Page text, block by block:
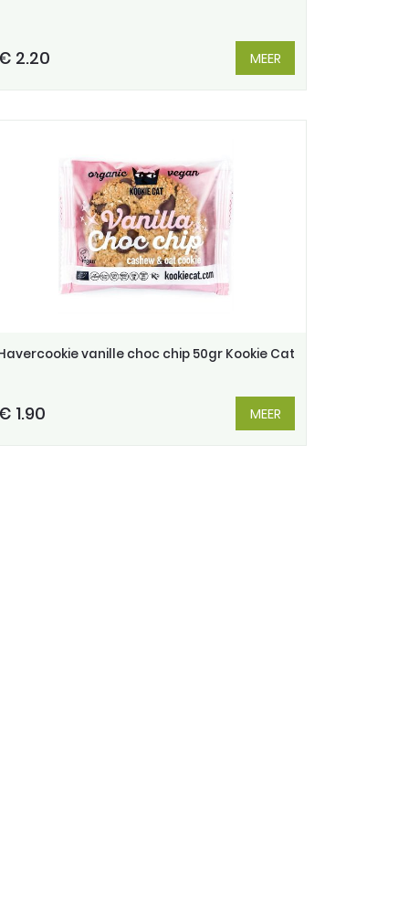
2.20 MEER
vanille choc chip 50gr Kookie Cat
1.90 MEER